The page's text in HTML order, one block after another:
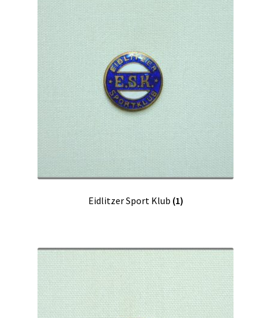
Eidlitzer Sport Klub (1)